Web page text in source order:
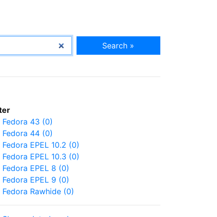
Search »
Fedora 43 (0)
Fedora 44 (0)
Fedora EPEL 10.2 (0)
Fedora EPEL 10.3 (0)
Fedora EPEL 8 (0)
Fedora EPEL 9 (0)
Fedora Rawhide (0)